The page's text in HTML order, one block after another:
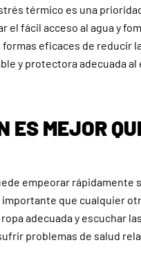
térmico es una
fácil acceso al agua y
eficaces de reducir
y protectora adecuada
ES MEJOR
empeorar rápidamente
que cualquier
adecuada y escuchar
problemas de salud